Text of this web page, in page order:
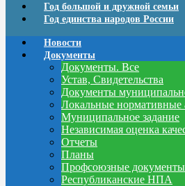
Год большой и дружной семьи
Год единства народов России
Новости
Документы
Документы. Все
Устав, Свидетельства
Документы
Локальные нормативные
Муниципальное задание
Независимая оценка
Отчеты
Планы
Профсоюзные документы
Республиканские НПА